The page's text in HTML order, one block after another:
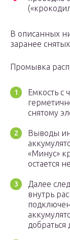
В описанных
заранее
Промывка
Емкость с
снятому
Выводы
«Минус»
остается
Далее
внутрь
добраться